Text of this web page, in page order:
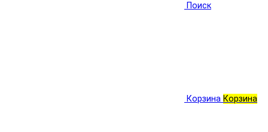
Поиск
Корзина Корзина